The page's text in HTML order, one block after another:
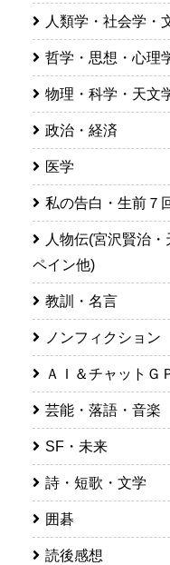
人類学・社会学・
哲学・思想・心理
物理・科学・天文
政治・経済
医学
私の告白・生前７
人物伝(宮沢賢治
ペイン他)
教訓・名言
ノンフィクション
ＡＩ＆チャットＧ
芸能・落語・音楽
SF・未来
詩・短歌・文学
囲碁
読後感想